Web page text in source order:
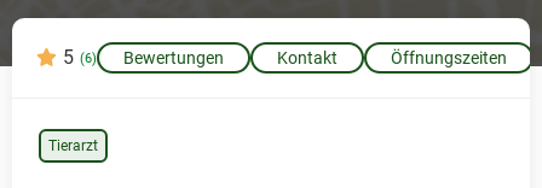
5 (6) Bewertungen Kontakt Öffnungszeiten
Tierarzt